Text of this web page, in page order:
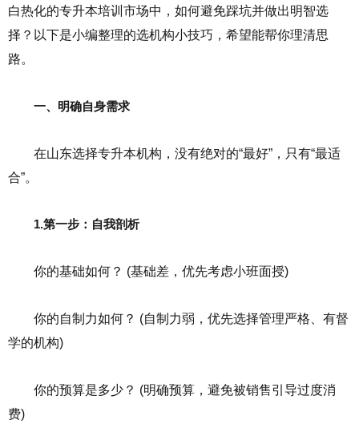
白热化的专升本培训市场中，如何避免踩坑并做出明智选
择？以下是小编整理的选机构小技巧，希望能帮你理清思
路。
一、明确自身需求
在山东选择专升本机构，没有绝对的“最好”，只有“最适
合”。
1.第一步：自我剖析
你的基础如何？ (基础差，优先考虑小班面授)
你的自制力如何？ (自制力弱，优先选择管理严格、有督
学的机构)
你的预算是多少？ (明确预算，避免被销售引导过度消
费)